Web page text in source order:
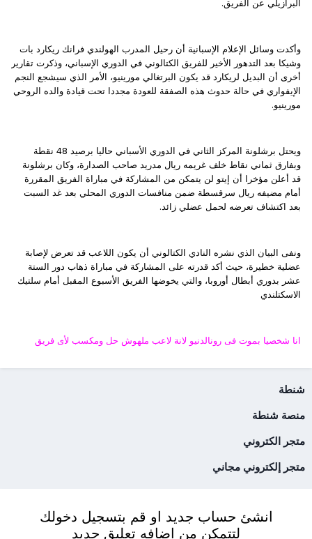
البرازيلي عن الفريق.
وأكدت وسائل الإعلام الإسبانية أن رحيل المدرب الهولندي فرانك ريكارد بات
وشيكا بعد التدهور الأخير للفريق الكتالوني في الدوري الإسباني، وذكرت تقارير
أخرى أن البديل لريكارد قد يكون البرتغالي مورينيو، الأمر الذي سيشجع النجم
الإيفواري في حالة حدوث هذه الصفقة للعودة مجددا تحت قيادة والده الروحي
مورينيو.
ويحتل برشلونة المركز الثاني في الدوري الأسباني حاليا برصيد 48 نقطة
وبفارق ثماني نقاط خلف غريمه ريال مدريد صاحب الصدارة، وكان برشلونة
قد أعلن مؤخرا أن إيتو لن يتمكن من المشاركة في مباراة الفريق المقررة
أمام مضيفه ريال سرقسطة ضمن منافسات الدوري المحلي بعد غد السبت
بعد اكتشاف تعرضه لحمل عضلي زائد.
ونفى البيان الذي نشره النادي الكتالوني أن يكون اللاعب قد تعرض لإصابة
عضلية خطيرة، حيث أكد قدرته على المشاركة في مباراة ذهاب دور الستة
عشر بدوري أبطال أوروبا، والتي يخوضها الفريق الأسبوع المقبل أمام سلتيك
الاسكتلندي
انا شخصيا بموت فى رونالدنيو لانة لاعب ملهوش حل ومكسب لأى فريق
شنطة
منصة شنطة
متجر الكتروني
متجر إلكتروني مجاني
انشئ حساب جديد او قم بتسجيل دخولك
لتتمكن من اضافه تعليق جديد